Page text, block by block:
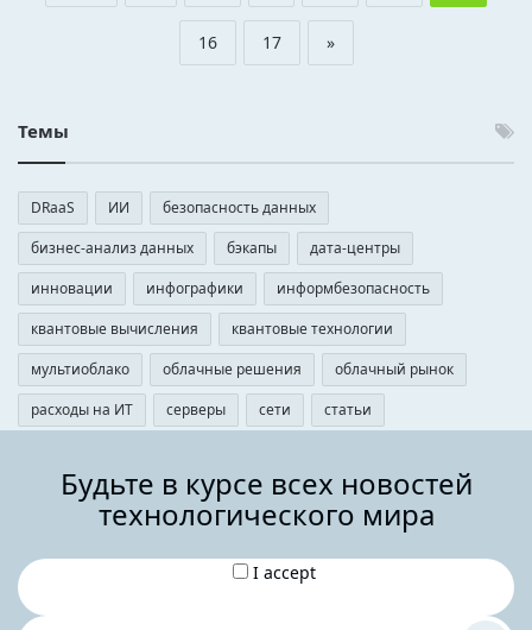
16 17 »
Темы
DRaaS ИИ
безопасность данных
бизнес-анализ данных
бэкапы
дата-центры
инновации
инфографики
информбезопасность
квантовые вычисления
квантовые технологии
мультиоблако
облачные решения
облачный рынок
расходы на ИТ
серверы сети статьи
Будьте в курсе всех новостей
технологического мира
I accept